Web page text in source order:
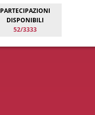
PARTECIPAZIONI
DISPONIBILI
52/3333